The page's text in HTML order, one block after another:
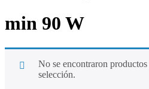
min 90 W
No se encontraron
selección.